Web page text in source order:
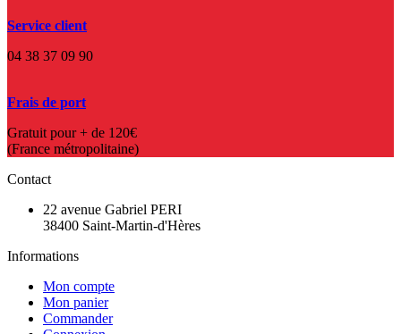
Service client
04 38 37 09 90
Frais de port
Gratuit pour + de 120€
(France métropolitaine)
Contact
22 avenue Gabriel PERI
38400 Saint-Martin-d'Hères
Informations
Mon compte
Mon panier
Commander